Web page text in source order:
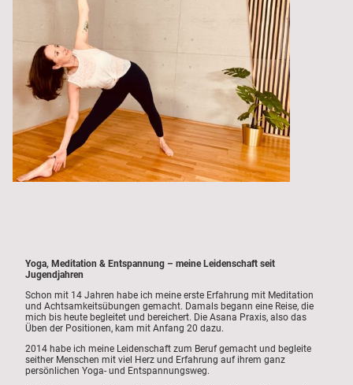
Yoga, Meditation & Entspannung – meine Leidenschaft seit
Jugendjahren
Schon mit 14 Jahren habe ich meine erste Erfahrung mit Meditation
und Achtsamkeitsübungen gemacht. Damals begann eine Reise, die
mich bis heute begleitet und bereichert. Die Asana Praxis, also das
Üben der Positionen, kam mit Anfang 20 dazu.
2014 habe ich meine Leidenschaft zum Beruf gemacht und begleite
seither Menschen mit viel Herz und Erfahrung auf ihrem ganz
persönlichen Yoga- und Entspannungsweg.